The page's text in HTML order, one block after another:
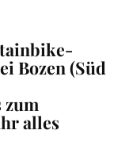
Bozen (Süd
zum
alles